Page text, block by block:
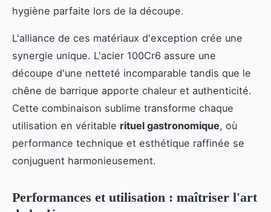
hygiène parfaite lors de la découpe.
L'alliance de ces matériaux d'exception crée une
synergie unique. L'acier 100Cr6 assure une
découpe d'une netteté incomparable tandis que le
chêne de barrique apporte chaleur et authenticité.
Cette combinaison sublime transforme chaque
utilisation en véritable rituel gastronomique, où
performance technique et esthétique raffinée se
conjuguent harmonieusement.
Performances et utilisation : maîtriser l'art